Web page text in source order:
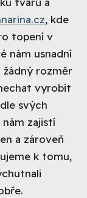
, kde
topení v
nám usnadní
žádný rozměr
vyrobit
svých
zajistí
a zároveň
k tomu,